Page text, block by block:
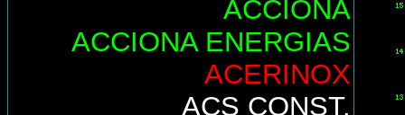
ACCIONA
ACCIONA ENERGIAS
ACERINOX
ACS CONST.